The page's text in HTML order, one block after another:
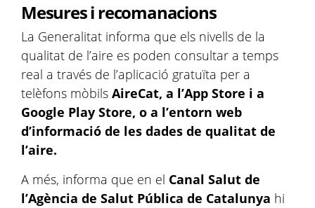
Mesures i recomanacions
La Generalitat informa que els nivells de la
qualitat de l’aire es poden consultar a temps
real a través de l’aplicació gratuïta per a
telèfons mòbils AireCat, a l’App Store i a
Google Play Store, o a l’entorn web
d’informació de les dades de qualitat de
l’aire.
A més, informa que en el Canal Salut de
l’Agència de Salut Pública de Catalunya hi